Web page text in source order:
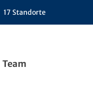
17 Standorte
Team